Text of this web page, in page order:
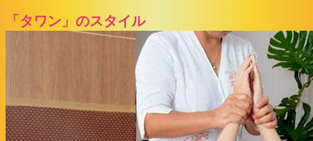
「タワン」のスタイル